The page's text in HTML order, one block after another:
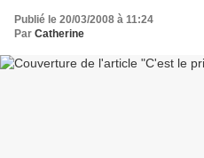
Publié le 20/03/2008 à 11:24
Par Catherine